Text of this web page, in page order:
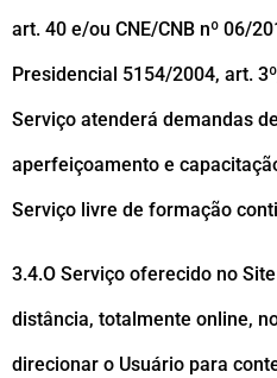
art. 40 e/ou CNE/CNB nº 06/
Presidencial 5154/2004, art.
Serviço atenderá demandas
aperfeiçoamento e
Serviço livre de formação
3.4.O Serviço oferecido no
distância, totalmente online,
direcionar o Usuário para